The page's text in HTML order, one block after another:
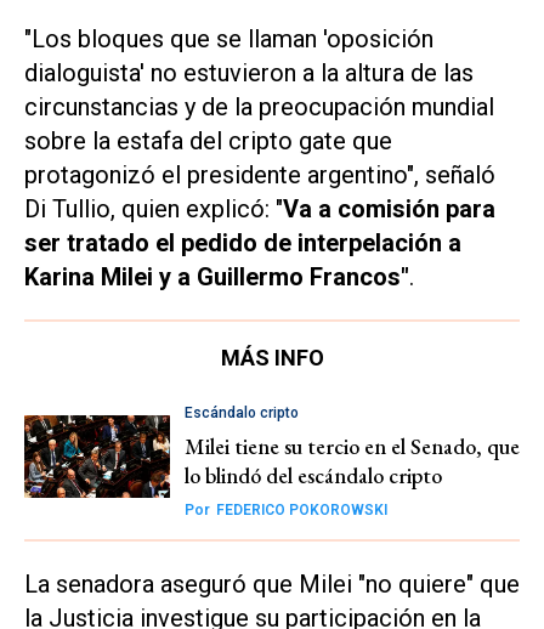
"Los bloques que se llaman 'oposición
dialoguista' no estuvieron a la altura de las
circunstancias y de la preocupación mundial
sobre la estafa del cripto gate que
protagonizó el presidente argentino", señaló
Di Tullio, quien explicó: "Va a comisión para
ser tratado el pedido de interpelación a
Karina Milei y a Guillermo Francos".
MÁS INFO
Escándalo cripto
Milei tiene su tercio en el Senado, que
lo blindó del escándalo cripto
Por FEDERICO POKOROWSKI
La senadora aseguró que Milei "no quiere" que
la Justicia investigue su participación en la